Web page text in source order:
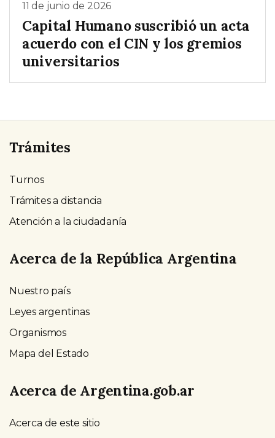
11 de junio de 2026
Capital Humano suscribió un acta
acuerdo con el CIN y los gremios
universitarios
Trámites
Turnos
Trámites a distancia
Atención a la ciudadanía
Acerca de la República Argentina
Nuestro país
Leyes argentinas
Organismos
Mapa del Estado
Acerca de Argentina.gob.ar
Acerca de este sitio